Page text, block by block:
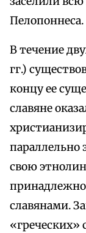
Пелопоннеса.
В течение
гг.)
концу ее
славяне
параллельно
свою
славянами.
«греческих»